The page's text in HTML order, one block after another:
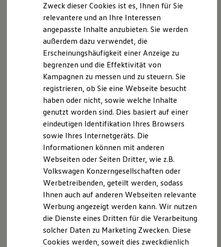
Kaufoptionen
E-Auto-Förderung
Software und Konnektivität
Die ID. Software 6
ID. Software Versionen und Updates
Digitale Extras
Schnittstellen zu Ihrem ID.
Hybridautos
Marke und Erlebnis
Volkswagen R und R Experience
R-Modelle
R Experience
Driving Experience
Volkswagen entdecken
Werkbesichtigung
Lifestyle Shop
T-Roc Kollektion
Golf Kollektion
ID. Kollektion
Volkswagen Kollektion
R-Kollektion
GTI Kollektion
Fußball Drop
we drive football
#wedriveproud
Besitzer und Service
Der T-Cross
Wendig, flexibel, vielseitig. Entdecken Sie den
T‑Cross.
Mehr zum T-Cross erfahren
Zweck dieser Cookies ist es, Ihnen für Sie
relevantere und an Ihre Interessen
angepasste Inhalte anzubieten. Sie werden
außerdem dazu verwendet, die
Erscheinungshäufigkeit einer Anzeige zu
begrenzen und die Effektivität von
Kampagnen zu messen und zu steuern. Sie
registrieren, ob Sie eine Webseite besucht
haben oder nicht, sowie welche Inhalte
genutzt worden sind. Dies basiert auf einer
eindeutigen Identifikation Ihres Browsers
sowie Ihres Internetgeräts. Die
Informationen können mit anderen
Webseiten oder Seiten Dritter, wie z.B.
Volkswagen Konzerngesellschaften oder
Werbetreibenden, geteilt werden, sodass
Ihnen auch auf anderen Webseiten relevante
Werbung angezeigt werden kann. Wir nutzen
die Dienste eines Dritten für die Verarbeitung
solcher Daten zu Marketing Zwecken. Diese
Cookies werden, soweit dies zweckdienlich